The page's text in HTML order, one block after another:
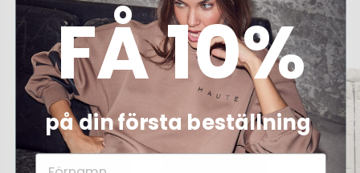
FÖRBESTÄLL DIN FAVORIT IDAG
FÅ 10%
på din första beställning